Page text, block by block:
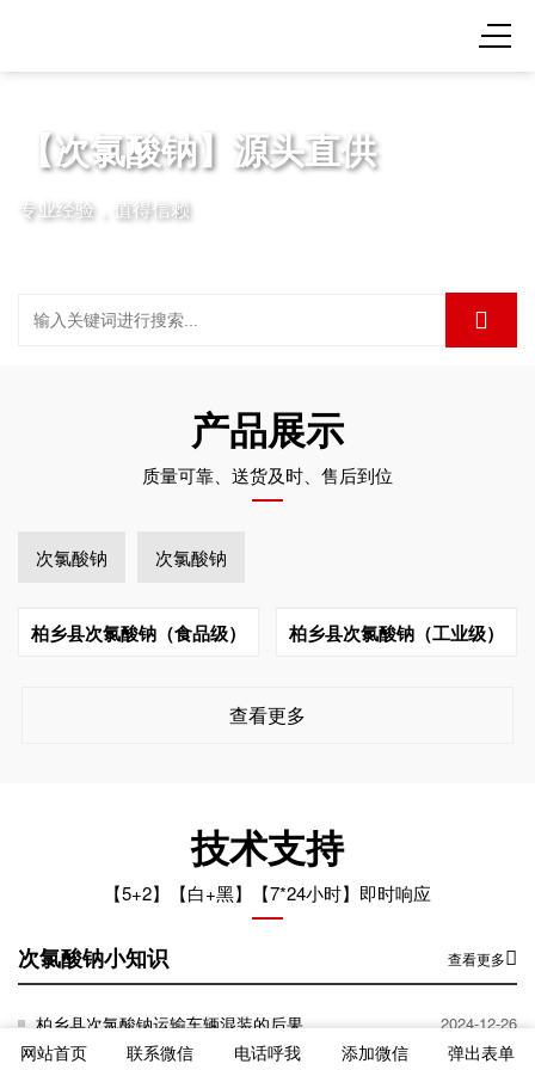
【次氯酸钠】源头直供
专业经验，值得信赖
产品展示
质量可靠、送货及时、售后到位
次氯酸钠 次氯酸钠
柏乡县次氯酸钠（食品级） 柏乡县次氯酸钠（工业级）
查看更多
技术支持
【5+2】【白+黑】【7*24小时】即时响应
次氯酸钠小知识 查看更多
柏乡县次氯酸钠运输车辆混装的后果 2024-12-26
网站首页 联系微信 电话呼我 添加微信 弹出表单